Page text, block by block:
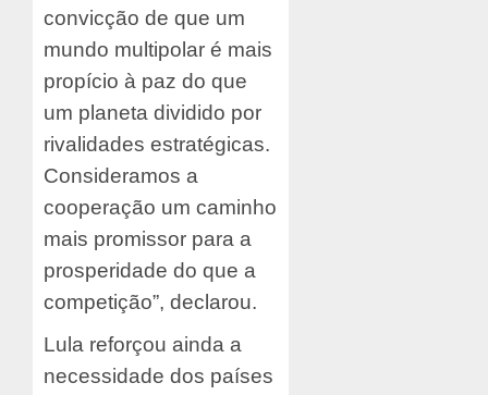
convicção de que um
mundo multipolar é mais
propício à paz do que
um planeta dividido por
rivalidades estratégicas.
Consideramos a
cooperação um caminho
mais promissor para a
prosperidade do que a
competição”, declarou.
Lula reforçou ainda a
necessidade dos países